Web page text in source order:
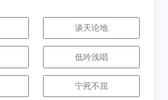
谈天论地
低吟浅唱
宁死不屈